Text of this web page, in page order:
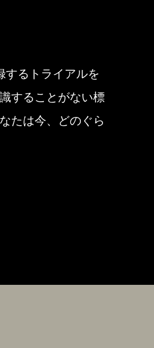
するトライアルを
することがない標
たは今、どのぐら